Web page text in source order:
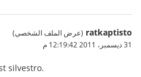
ratkaptisto (عرض الملف الشخصي)
31 ديسمبر، 2011 12:19:42 م
silvestro.